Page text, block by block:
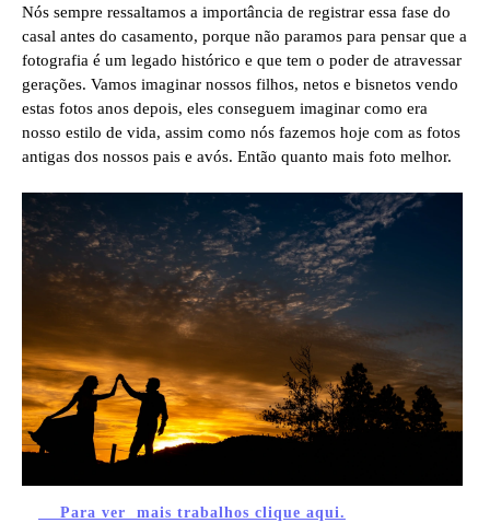
Nós sempre ressaltamos a importância de registrar essa fase do
casal antes do casamento, porque não paramos para pensar que a
fotografia é um legado histórico e que tem o poder de atravessar
gerações. Vamos imaginar nossos filhos, netos e bisnetos vendo
estas fotos anos depois, eles conseguem imaginar como era
nosso estilo de vida, assim como nós fazemos hoje com as fotos
antigas dos nossos pais e avós. Então quanto mais foto melhor.
Para ver mais trabalhos clique aqui.